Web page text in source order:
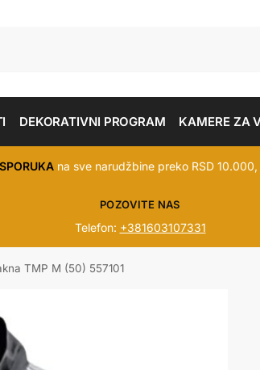
DEKORATIVNI PROGRAM KAMERE ZA
na sve narudžbine preko RSD
POZOVITE NAS
Telefon: +381603107331
TMP M (50) 557101